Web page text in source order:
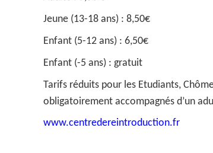
Jeune (13-18 ans) : 8,50€
Enfant (5-12 ans) : 6,50€
Enfant (-5 ans) : gratuit
Tarifs réduits pour les Etudiants,
obligatoirement accompagnés d’un
www.centredereintroduction.fr